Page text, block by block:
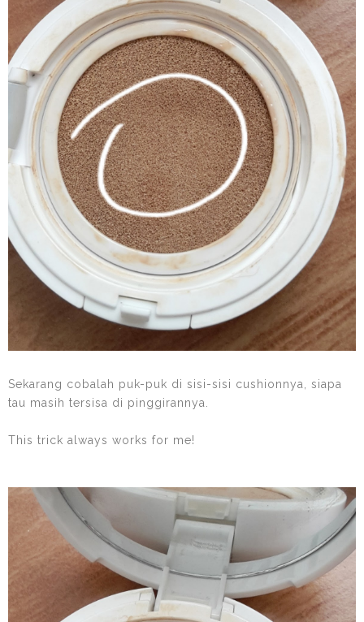
Sekarang cobalah puk-puk di sisi-sisi cushionnya, siapa
tau masih tersisa di pinggirannya.
This trick always works for me!